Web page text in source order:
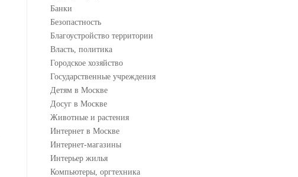
Банки
Безопастность
Благоустройство территории
Власть, политика
Городское хозяйство
Государственные учреждения
Детям в Москве
Досуг в Москве
Животные и растения
Интернет в Москве
Интернет-магазины
Интерьер жилья
Компьютеры, оргтехника